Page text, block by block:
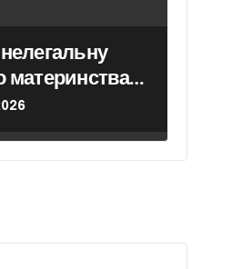
материнства
двійня